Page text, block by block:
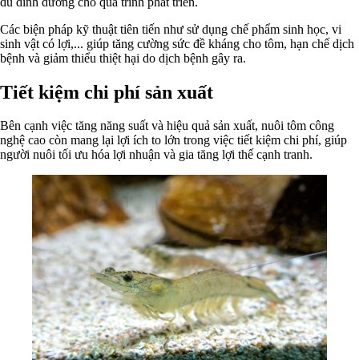
Các biện pháp kỹ thuật tiên tiến như sử dụng chế phẩm sinh học, vi
sinh vật có lợi,... giúp tăng cường sức đề kháng cho tôm, hạn chế dịch
bệnh và giảm thiểu thiệt hại do dịch bệnh gây ra.
Tiết kiệm chi phí sản xuất
Bên cạnh việc tăng năng suất và hiệu quả sản xuất, nuôi tôm công
nghệ cao còn mang lại lợi ích to lớn trong việc tiết kiệm chi phí, giúp
người nuôi tối ưu hóa lợi nhuận và gia tăng lợi thế cạnh tranh.